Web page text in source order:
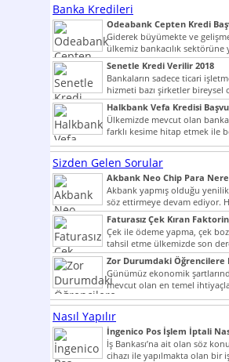
Banka Kredileri
Odeabank Cepten Kredi
8444
Giderek büyümekte ve
ülkemiz bankacılık sektörüne
giriş yapmış olan...
Senetle Kredi Verilir 2018
Bankaların sadece ticari
hizmeti bazı şirketler bireysel
vermektedir. Senetle kredi...
Halkbank Vefa Kredisi
Ülkemizde mevcut olan
farklı kesime hitap etmek ile
Sizden Gelen Sorular
Akbank Neo Chip Para
Kullanılır?
Akbank yapmış olduğu
söz ettirmeye devam ediyor.
potansiyelini arttırmak hem...
Faturasız Çek Kıran
Çek ile ödeme yapma, çek
tahsil etme ülkemizde son
şekilde...
Zor Durumdaki Öğrencilere
Günümüz ekonomik
mevcut olan en temel
dahi son derece zor olmak...
Nasıl Yapılır
İngenico Pos İşlem İptali
İş Bankası’na ait olan söz
cihazı ile yapılmakta olan bir